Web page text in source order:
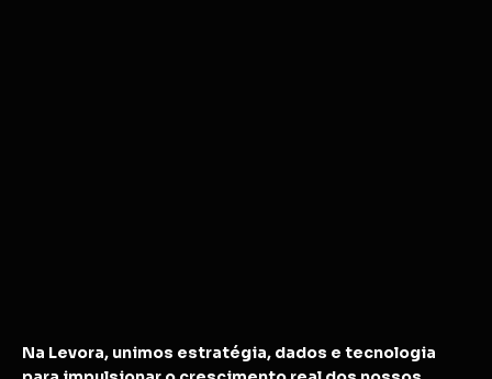
Na Levora, unimos estratégia, dados e tecnologia